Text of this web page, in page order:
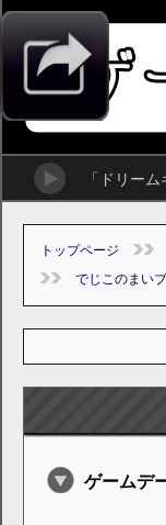
「ドリー
トップページ
でじこのまい
ゲームデ